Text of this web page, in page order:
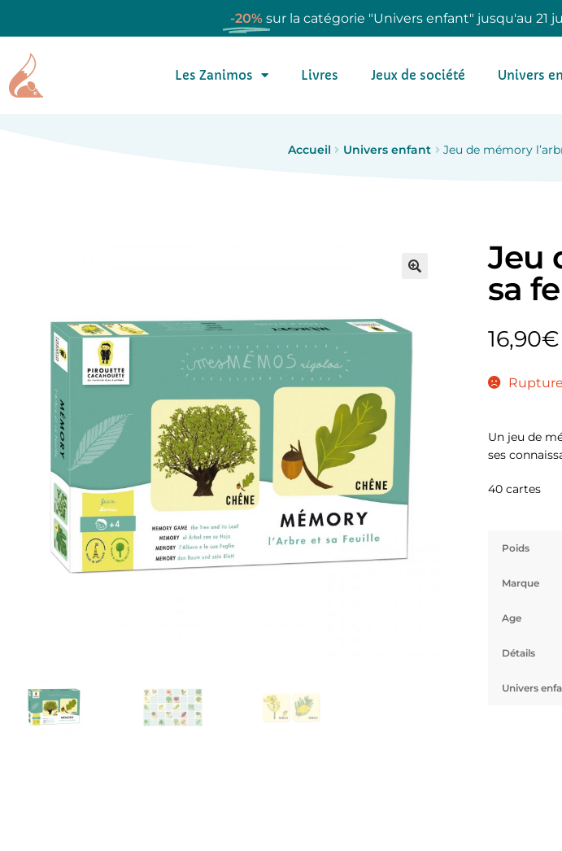
-20% sur la catégorie "Univers enfant" jusqu'au 21
Les Zanimos Livres Jeux de société Univers
Accueil Univers enfant Jeu de mémory
Jeu
sa
16,90€
Un jeu de
ses
40 cartes
Poids
Marque
Age
Détails
Univers